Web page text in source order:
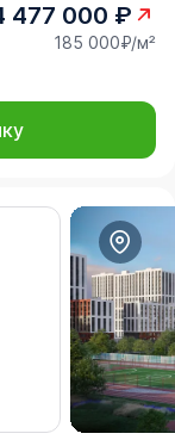
477 000 ₽
185 000₽/м²